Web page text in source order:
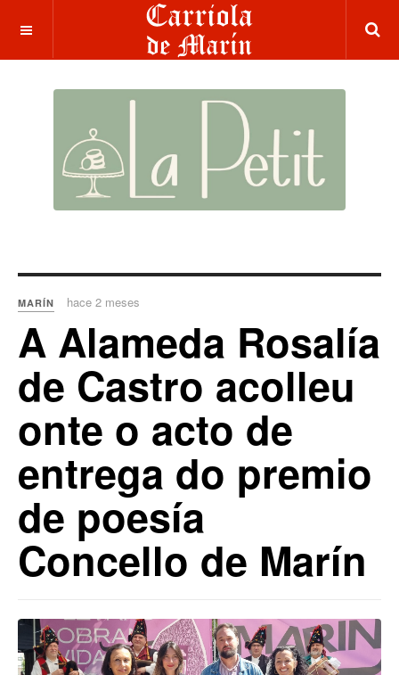
MARÍN hace 2 meses
A Alameda Rosalía
de Castro acolleu
onte o acto de
entrega do premio
de poesía
Concello de Marín